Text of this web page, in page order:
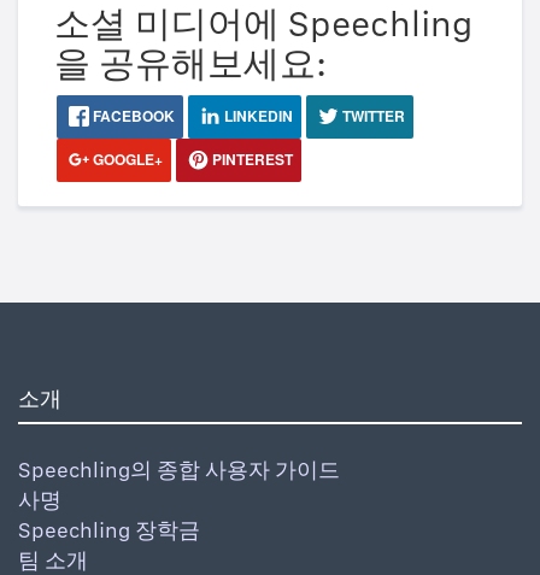
소셜 미디어에 Speechling
을 공유해보세요:
FACEBOOK LINKEDIN
TWITTER
GOOGLE+
PINTEREST
소개
Speechling의 종합 사용자 가이드
사명
Speechling 장학금
팀 소개